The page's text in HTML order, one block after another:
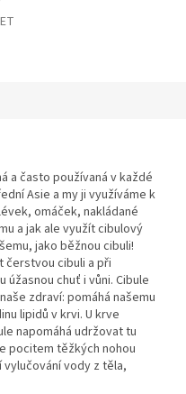
a často používaná v každé
Asie a my ji využíváme k
omáček, nakládané
a jak ale využít cibulový
jako běžnou cibuli!
čerstvou cibuli a při
úžasnou chuť i vůni. Cibule
zdraví: pomáhá našemu
lipidů v krvi. U krve
napomáhá udržovat tu
pocitem těžkých nohou
vody z těla,